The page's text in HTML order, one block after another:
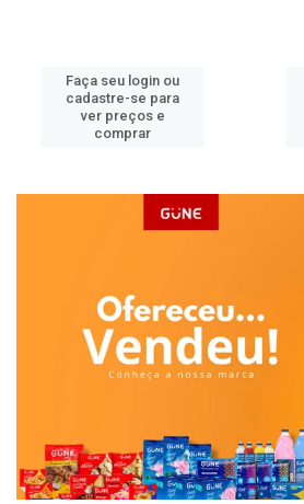
Faça seu login ou
cadastre-se para
ver preços e
comprar